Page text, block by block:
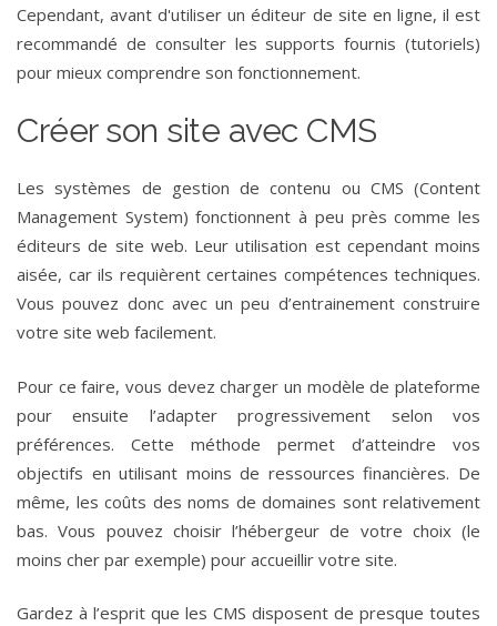
Cependant, avant d'utiliser un éditeur de site en ligne, il est
recommandé de consulter les supports fournis (tutoriels)
pour mieux comprendre son fonctionnement.
Créer son site avec CMS
Les systèmes de gestion de contenu ou CMS (Content
Management System) fonctionnent à peu près comme les
éditeurs de site web. Leur utilisation est cependant moins
aisée, car ils requièrent certaines compétences techniques.
Vous pouvez donc avec un peu d’entrainement construire
votre site web facilement.
Pour ce faire, vous devez charger un modèle de plateforme
pour ensuite l’adapter progressivement selon vos
préférences. Cette méthode permet d’atteindre vos
objectifs en utilisant moins de ressources financières. De
même, les coûts des noms de domaines sont relativement
bas. Vous pouvez choisir l’hébergeur de votre choix (le
moins cher par exemple) pour accueillir votre site.
Gardez à l’esprit que les CMS disposent de presque toutes